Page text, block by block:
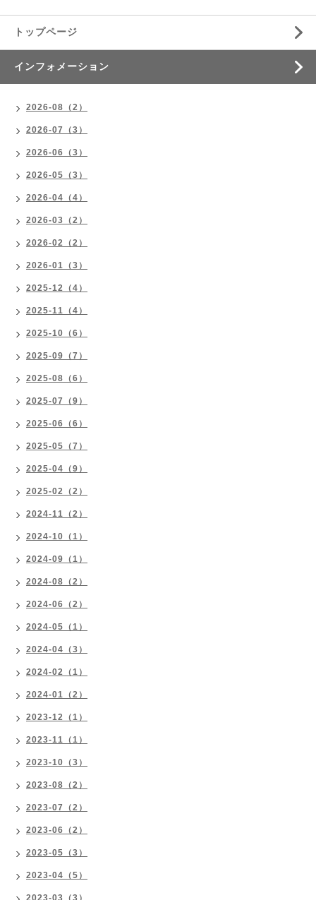
トップページ
インフォメーション
2026-08（2）
2026-07（3）
2026-06（3）
2026-05（3）
2026-04（4）
2026-03（2）
2026-02（2）
2026-01（3）
2025-12（4）
2025-11（4）
2025-10（6）
2025-09（7）
2025-08（6）
2025-07（9）
2025-06（6）
2025-05（7）
2025-04（9）
2025-02（2）
2024-11（2）
2024-10（1）
2024-09（1）
2024-08（2）
2024-06（2）
2024-05（1）
2024-04（3）
2024-02（1）
2024-01（2）
2023-12（1）
2023-11（1）
2023-10（3）
2023-08（2）
2023-07（2）
2023-06（2）
2023-05（3）
2023-04（5）
2023-03（3）